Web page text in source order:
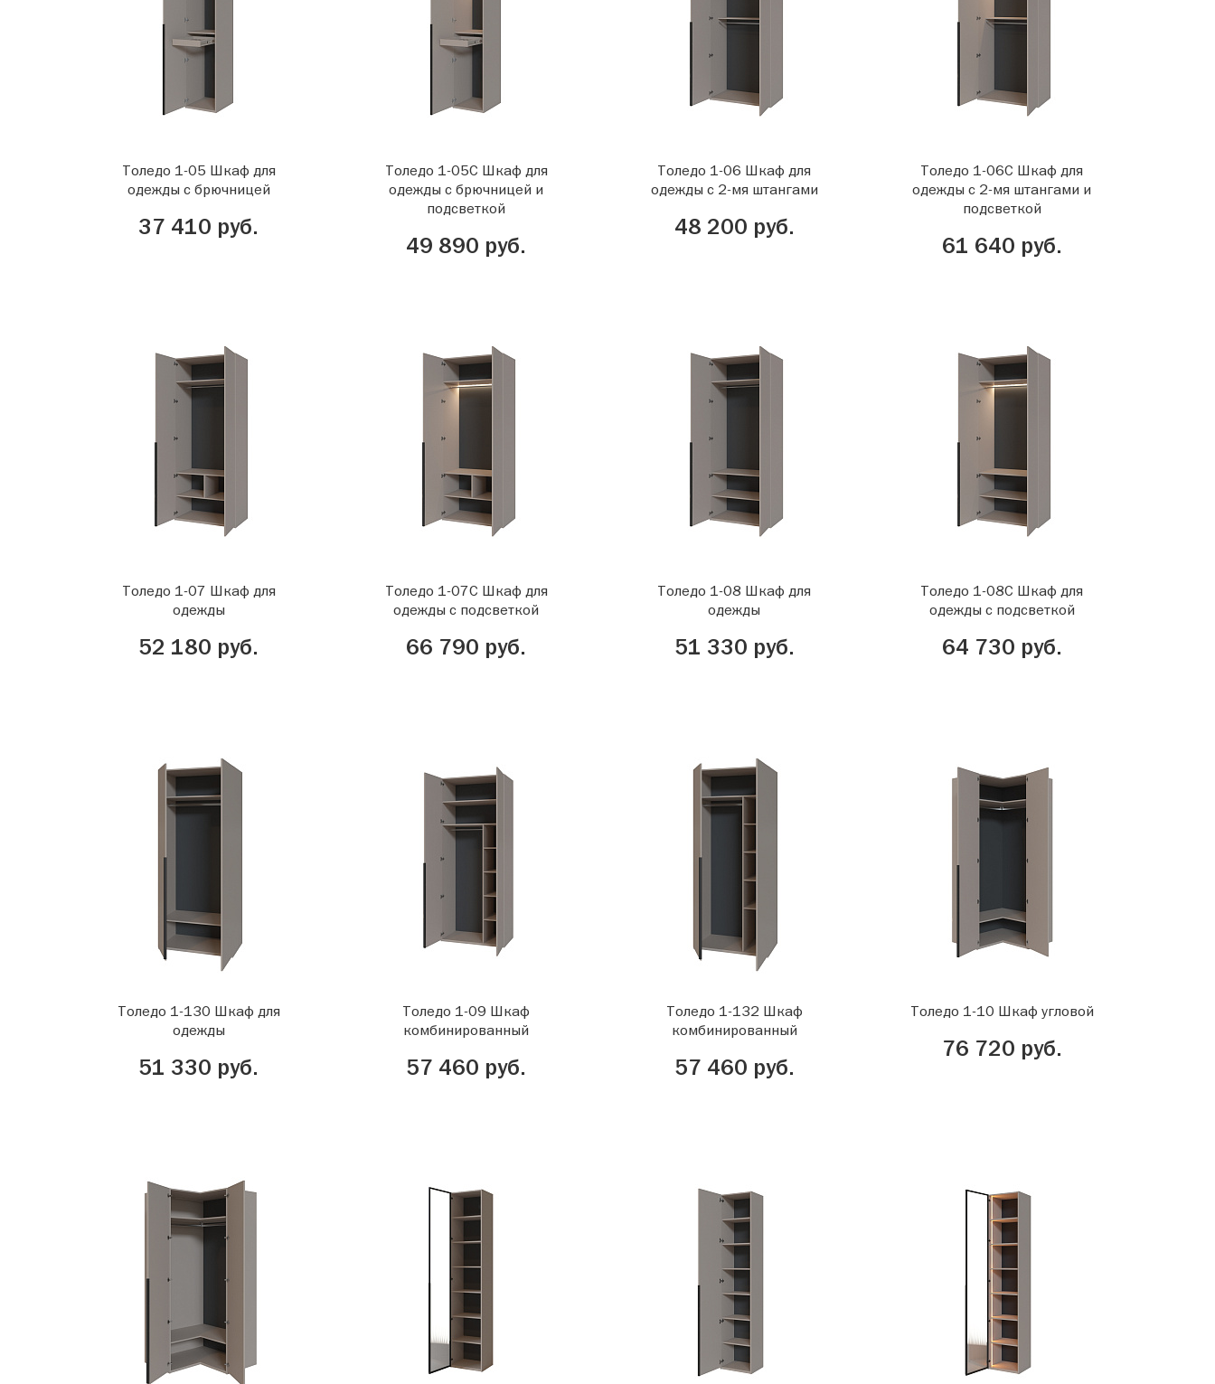
Толедо 1-05 Шкаф для
одежды с брючницей
37 410 руб.
Толедо 1-05С Шкаф для
одежды с брючницей и
подсветкой
49 890 руб.
Толедо 1-06 Шкаф для
одежды с 2-мя штангами
48 200 руб.
Толедо 1-06С Шкаф для
одежды с 2-мя штангами и
подсветкой
61 640 руб.
Толедо 1-07 Шкаф для
одежды
52 180 руб.
Толедо 1-07С Шкаф для
одежды с подсветкой
66 790 руб.
Толедо 1-08 Шкаф для
одежды
51 330 руб.
Толедо 1-08С Шкаф для
одежды с подсветкой
64 730 руб.
Толедо 1-130 Шкаф для
одежды
51 330 руб.
Толедо 1-09 Шкаф
комбинированный
57 460 руб.
Толедо 1-132 Шкаф
комбинированный
57 460 руб.
Толедо 1-10 Шкаф угловой
76 720 руб.